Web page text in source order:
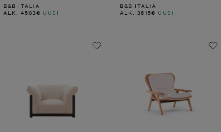
B&B ITALIA
ALK. 4503€ UUSI
B&B ITALIA
ALK. 3615€ UUSI